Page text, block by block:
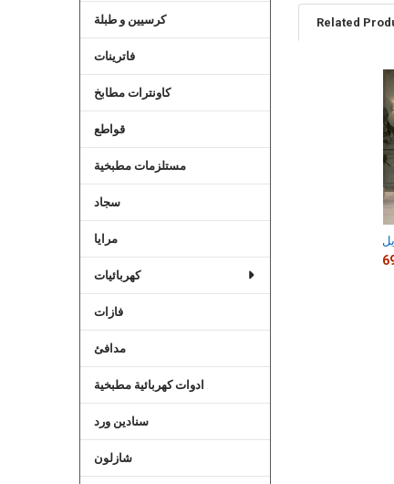
كرسيين و طبلة
فاترينات
كاونترات مطابخ
قواطع
مستلزمات مطبخية
سجاد
مرايا
كهربائيات
فازات
مدافئ
ادوات كهربائية مطبخية
سنادين ورد
شازلون
Related